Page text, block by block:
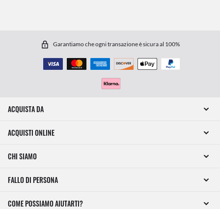
Garantiamo che ogni transazione è sicura al 100%
ACQUISTA DA
ACQUISTI ONLINE
CHI SIAMO
FALLO DI PERSONA
COME POSSIAMO AIUTARTI?